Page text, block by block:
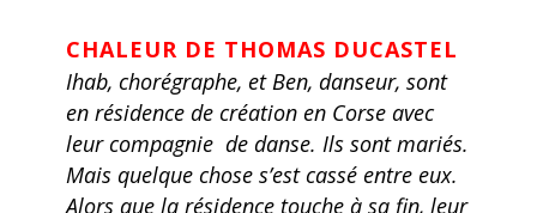
CHALEUR DE THOMAS DUCASTEL
Ihab, chorégraphe, et Ben, danseur, sont
en résidence de création en Corse avec
leur compagnie de danse. Ils sont mariés.
Mais quelque chose s’est cassé entre eux.
Alors que la résidence touche à sa fin, leur